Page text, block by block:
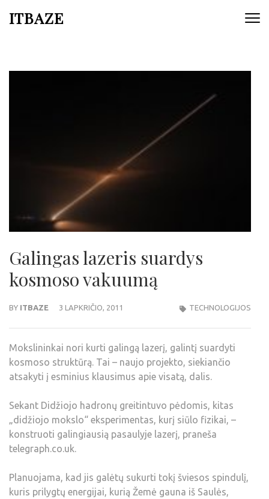
ITBAZE
Galingas lazeris suardys
kosmoso vakuumą
BY ITBAZE 3 LAPKRIČIO, 2011 TECHNOLOGIJOS
Mokslininkai nori kurti galingą lazerį, galintį suardyti
kosmoso struktūrą. Tai – naujo projekto, siekiančio
atsakyti į esminius klausimus apie visatą, dalis.
Sekant Didžiojo hadronų greitintuvo pėdomis, kitas
„didžiojo mokslo“ eksperimentas, kurį siūlo fizikai, –
konstruoti galingiausią pasaulyje lazerį, praneša
telegraph.co.uk.
Planuojama, kad jis galėtų sukurti tokį šviesos spindulį,
kuris prilygtų energijai, kurią Žemė gauna iš Saulės,